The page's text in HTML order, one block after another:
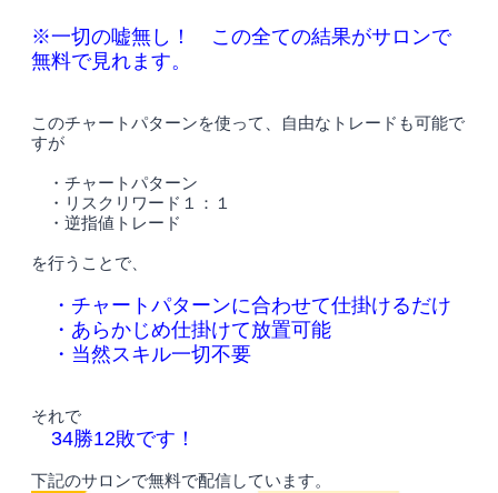
※一切の嘘無し！ この全ての結果がサロンで
無料で見れます。
このチャートパターンを使って、自由なトレードも可能で
すが
・チャートパターン
・リスクリワード１：１
・逆指値トレード
を行うことで、
・チャートパターンに合わせて仕掛けるだけ
・あらかじめ仕掛けて放置可能
・当然スキル一切不要
それで
34勝12敗です！
下記のサロンで無料で配信しています。